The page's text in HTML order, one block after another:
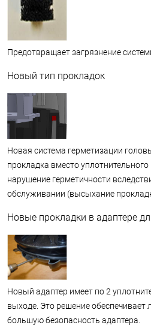
Предотвращает загрязнение
Новый тип прокладок
Новая система герметизации
прокладка вместо
нарушение герметичности
обслуживании (высыхание
Новые прокладки в адаптере
Новый адаптер имеет по 2
выходе. Это решение обеспечивает
большую безопасность адаптера.